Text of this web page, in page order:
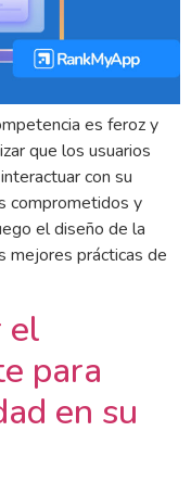
es feroz y
que los usuarios
con su
comprometidos y
el diseño de la
mejores prácticas de
el
para
en su